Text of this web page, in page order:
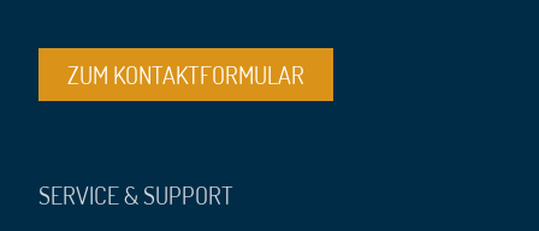
ZUM KONTAKTFORMULAR
SERVICE & SUPPORT